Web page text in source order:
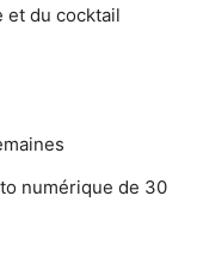
et du cocktail
numérique de 30